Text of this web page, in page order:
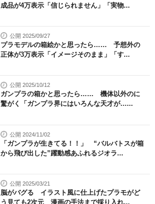
成品が4万表示「信じられません」「実物...
公開 2025/09/27
プラモデルの箱絵かと思ったら…… 予想外の
正体が3万表示「イメージそのまま」「す...
公開 2025/10/12
ガンプラの箱かと思ったら…… 機体以外のに
驚がく「ガンプラ界にはいろんな天才が…...
公開 2024/11/02
「ガンプラが生きてる！！」 “バルバトスが箱
から飛び出した”躍動感あふれるジオラ...
公開 2025/03/21
脳がバグる イラスト風に仕上げたプラモがど
う見ても2次元 漫画の手法まで採り入れ...